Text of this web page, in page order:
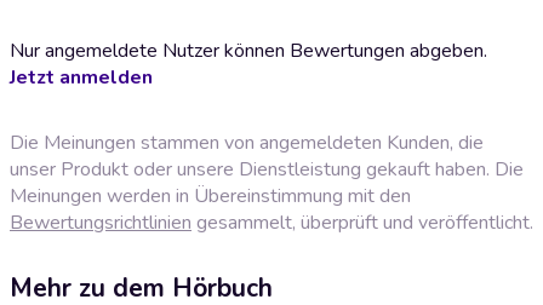
Nur angemeldete Nutzer können Bewertungen abgeben.
Jetzt anmelden
Die Meinungen stammen von angemeldeten Kunden, die
unser Produkt oder unsere Dienstleistung gekauft haben. Die
Meinungen werden in Übereinstimmung mit den
Bewertungsrichtlinien gesammelt, überprüft und veröffentlicht.
Mehr zu dem Hörbuch